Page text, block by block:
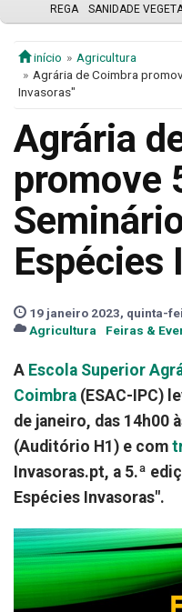
REGA
SANIDADE
início
Agricultura
Agrária de Coimbra
Invasoras"
Agrária
promove
Espécies
19 janeiro 2023, quinta-
Agricultura
Feiras &
A Escola Superior
Coimbra (ESAC-IPC)
de janeiro, das 14h00
(Auditório H1) e com
Invasoras.pt, a 5.ª
Espécies Invasoras".